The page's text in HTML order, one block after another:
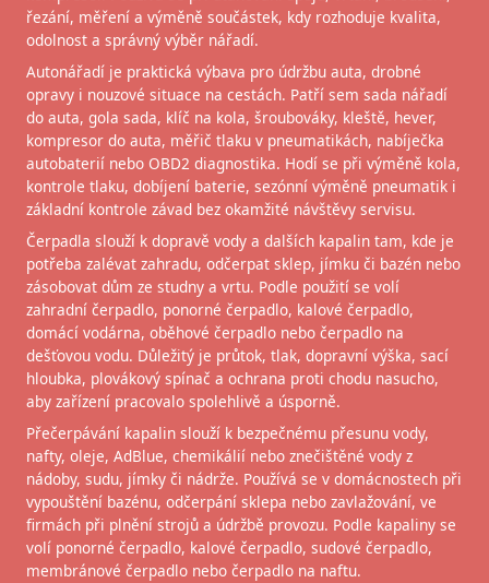
řezání, měření a výměně součástek, kdy rozhoduje kvalita,
odolnost a správný výběr nářadí.
Autonářadí je praktická výbava pro údržbu auta, drobné
opravy i nouzové situace na cestách. Patří sem sada nářadí
do auta, gola sada, klíč na kola, šroubováky, kleště, hever,
kompresor do auta, měřič tlaku v pneumatikách, nabíječka
autobaterií nebo OBD2 diagnostika. Hodí se při výměně kola,
kontrole tlaku, dobíjení baterie, sezónní výměně pneumatik i
základní kontrole závad bez okamžité návštěvy servisu.
Čerpadla slouží k dopravě vody a dalších kapalin tam, kde je
potřeba zalévat zahradu, odčerpat sklep, jímku či bazén nebo
zásobovat dům ze studny a vrtu. Podle použití se volí
zahradní čerpadlo, ponorné čerpadlo, kalové čerpadlo,
domácí vodárna, oběhové čerpadlo nebo čerpadlo na
dešťovou vodu. Důležitý je průtok, tlak, dopravní výška, sací
hloubka, plovákový spínač a ochrana proti chodu nasucho,
aby zařízení pracovalo spolehlivě a úsporně.
Přečerpávání kapalin slouží k bezpečnému přesunu vody,
nafty, oleje, AdBlue, chemikálií nebo znečištěné vody z
nádoby, sudu, jímky či nádrže. Používá se v domácnostech při
vypouštění bazénu, odčerpání sklepa nebo zavlažování, ve
firmách při plnění strojů a údržbě provozu. Podle kapaliny se
volí ponorné čerpadlo, kalové čerpadlo, sudové čerpadlo,
membránové čerpadlo nebo čerpadlo na naftu.